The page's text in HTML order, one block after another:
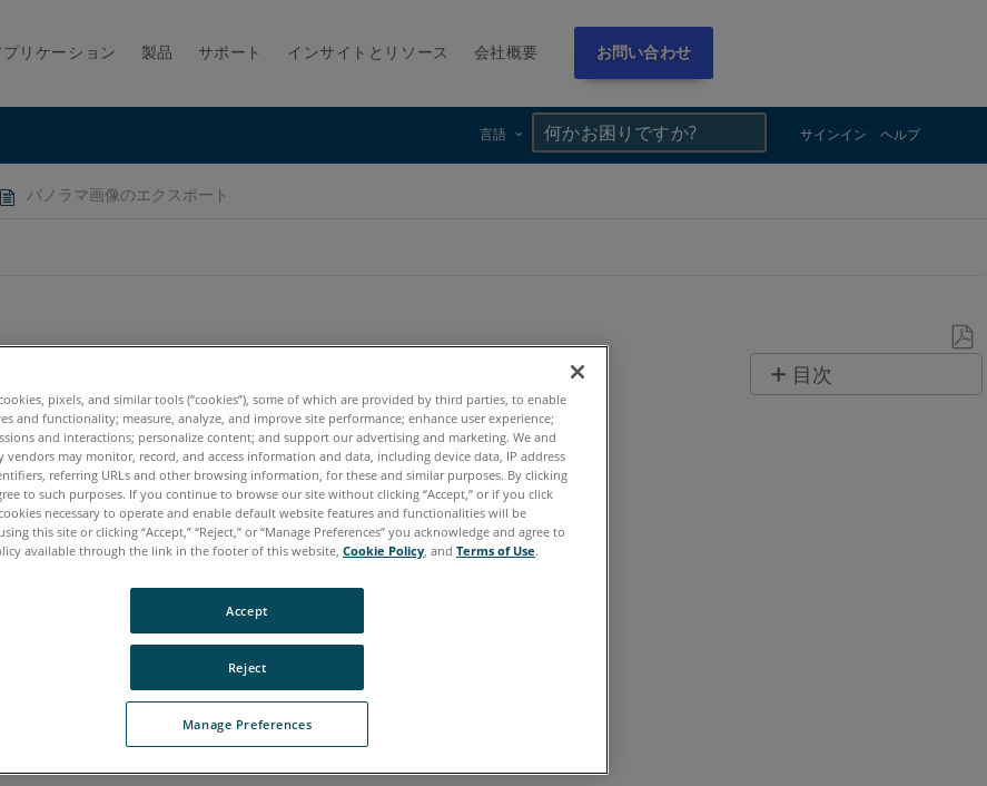
プリケーション 製品 サポート インサイトとリソース 会社概要 お問い合わせ
言語 サインイン ヘルプ
パノラマ画像のエクスポート
と
目次
pixels, and similar tools (“cookies”), some of which are provided by third parties, to enable
and functionality; measure, analyze, and improve site performance; enhance user experience;
and interactions; personalize content; and support our advertising and marketing. We and
may monitor, record, and access information and data, including device data, IP address
referring URLs and other browsing information, for these and similar purposes. By clicking
to such purposes. If you continue to browse our site without clicking “Accept,” or if you click
necessary to operate and enable default website features and functionalities will be
this site or clicking “Accept,” “Reject,” or “Manage Preferences” you acknowledge and agree to
available through the link in the footer of this website, Cookie Policy , and Terms of Use.
Manage Preferences
Reject
Accept